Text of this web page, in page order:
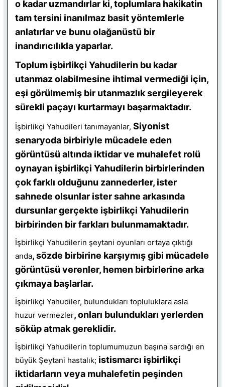
o kadar uzmandırlar ki, toplumlara hakikatin
tam tersini inanılmaz basit yöntemlerle
anlatırlar ve bunu olağanüstü bir
inandırıcılıkla yaparlar.
Toplum işbirlikçi Yahudilerin bu kadar
utanmaz olabilmesine ihtimal vermediği için,
eşi görülmemiş bir utanmazlık sergileyerek
sürekli paçayı kurtarmayı başarmaktadır.
İşbirlikçi Yahudileri tanımayanlar, Siyonist
senaryoda birbiriyle mücadele eden
görüntüsü altında iktidar ve muhalefet rolü
oynayan işbirlikçi Yahudilerin birbirlerinden
çok farklı olduğunu zannederler, ister
sahnede olsunlar ister sahne arkasında
dursunlar gerçekte işbirlikçi Yahudilerin
birbirinden bir farkları bulunmamaktadır.
İşbirlikçi Yahudilerin şeytani oyunları ortaya çıktığı
anda, sözde birbirine karşıymış gibi mücadele
görüntüsü verenler, hemen birbirlerine arka
çıkmaya başlarlar.
İşbirlikçi Yahudiler, bulundukları topluluklara asla
huzur vermezler, onları bulundukları yerlerden
söküp atmak gereklidir.
İşbirlikçi Yahudilerin toplumumuzun başına sardığı en
büyük Şeytani hastalık; istismarcı işbirlikçi
iktidarların veya muhalefetin peşinden